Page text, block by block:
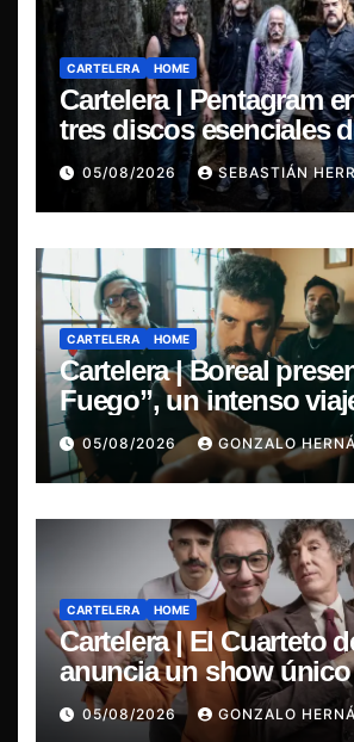
CARTELERA HOME
Cartelera | Pentagram
tres discos esenciales
leyendas del doom
05/08/2026 SEBASTIÁN
CARTELERA HOME
Cartelera | Boreal
Fuego”, un intenso
pasión y la desilusión
05/08/2026 GONZALO
CARTELERA HOME
Cartelera | El Cuarteto
anuncia un show único
irrepetible en el Movistar
05/08/2026 GONZALO